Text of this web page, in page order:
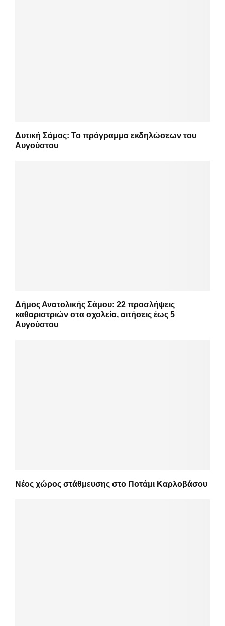
Δυτική Σάμος: Το πρόγραμμα εκδηλώσεων του
Αυγούστου
Δήμος Ανατολικής Σάμου: 22 προσλήψεις
καθαριστριών στα σχολεία, αιτήσεις έως 5
Αυγούστου
Νέος χώρος στάθμευσης στο Ποτάμι Καρλοβάσου